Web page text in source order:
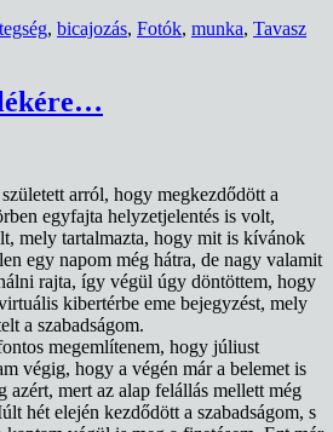
, bicajozás, Fotók, munka, Tavasz
született arról, hogy megkezdődött a
egyfajta helyzetjelentés is volt,
mely tartalmazta, hogy mit is kívánok
egy napom még hátra, de nagy valamit
rajta, így végül úgy döntöttem, hogy
kibertérbe eme bejegyzést, mely
a szabadságom.
megemlítenem, hogy júliust
végig, hogy a végén már a belemet is
azért, mert az alap felállás mellett még
hét elején kezdődött a szabadságom, s